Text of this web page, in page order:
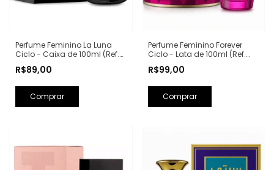
Perfume Feminino La Luna
Ciclo - Caixa de 100ml (Ref.
Lancôme)
R$89,00
Perfume Feminino Forever
Ciclo - Lata de 100ml (Ref.
Spears)
R$99,00